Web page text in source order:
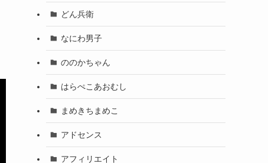
どん兵衛
なにわ男子
ののかちゃん
はらぺこあおむし
まめきちまめこ
アドセンス
アフィリエイト